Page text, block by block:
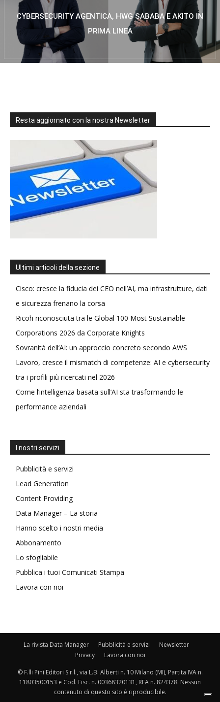
CYBERSECURITY AGENTICA, HWG SABABA E AKITO IN
PRIMA LINEA
Resta aggiornato con la nostra Newsletter
Ultimi articoli della sezione
Cisco: cresce la fiducia dei CEO nell’AI, ma infrastrutture, dati
e sicurezza frenano la corsa
Ricoh riconosciuta tra le Global 100 Most Sustainable
Corporations 2026 da Corporate Knights
Sovranità dell’AI: un approccio concreto secondo AWS
Lavoro, cresce il mismatch di competenze: AI e cybersecurity
tra i profili più ricercati nel 2026
Come l’intelligenza basata sull’AI sta trasformando le
performance aziendali
I nostri servizi
Pubblicità e servizi
Lead Generation
Content Providing
Data Manager – La storia
Hanno scelto i nostri media
Abbonamento
Lo sfogliabile
Pubblica i tuoi Comunicati Stampa
Lavora con noi
La rivista Data Manager Pubblicità e servizi
Newsletter
Privacy
Lavora con noi
© F.lli Pini Editori S.r.l., via L.B. Alberti n. 10 Milano (MI), Partita IVA n.
11803500153 e Cod. Fisc. n. 00368320131, REA n. 824378. Nessun
contenuto di questo sito è riproducibile.